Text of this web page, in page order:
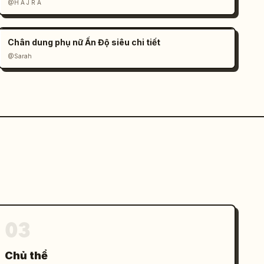
@H A J R A
Chân dung phụ nữ Ấn Độ siêu chi tiết
@Sarah
Chủ thể